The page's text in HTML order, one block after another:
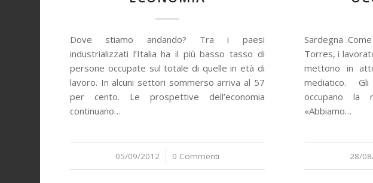
Dove stiamo andando? Tra i paesi
industrializzati l’Italia ha il più basso tasso di
persone occupate sul totale di quelle in età di
lavoro. In alcuni settori sommerso arriva al 57
per cento. Le prospettive dell’economia
continuano…
05/09/2012
/ 0 Commenti
Sardegna
Torres, i
mettono in
mediatico.
occupano la
«Abbiamo…
28//